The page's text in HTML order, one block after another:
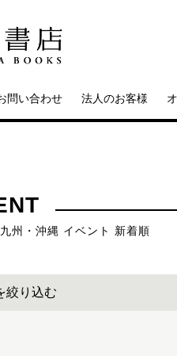
問い合わせ 法人のお客様
州・沖縄 イベント 新着順
絞り込む